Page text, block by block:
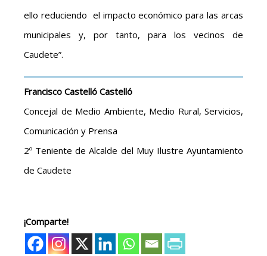
ello reduciendo el impacto económico para las arcas
municipales y, por tanto, para los vecinos de
Caudete”.
Francisco Castelló Castelló
Concejal de Medio Ambiente, Medio Rural, Servicios,
Comunicación y Prensa
2º Teniente de Alcalde del Muy Ilustre Ayuntamiento
de Caudete
¡Comparte!